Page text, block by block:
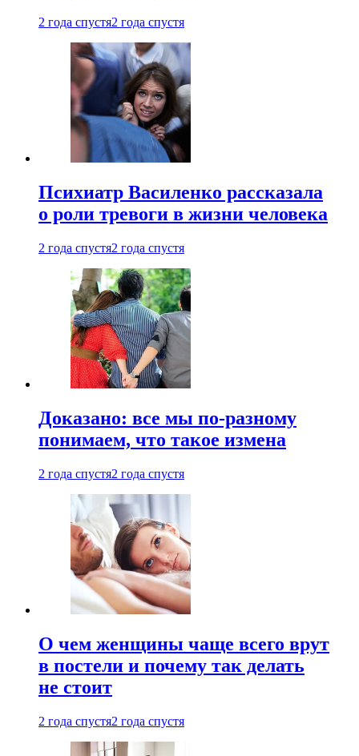
2 года спустя2 года спустя
Психиатр Василенко рассказала
о роли тревоги в жизни человека
2 года спустя2 года спустя
Доказано: все мы по-разному
понимаем, что такое измена
2 года спустя2 года спустя
О чем женщины чаще всего врут
в постели и почему так делать
не стоит
2 года спустя2 года спустя